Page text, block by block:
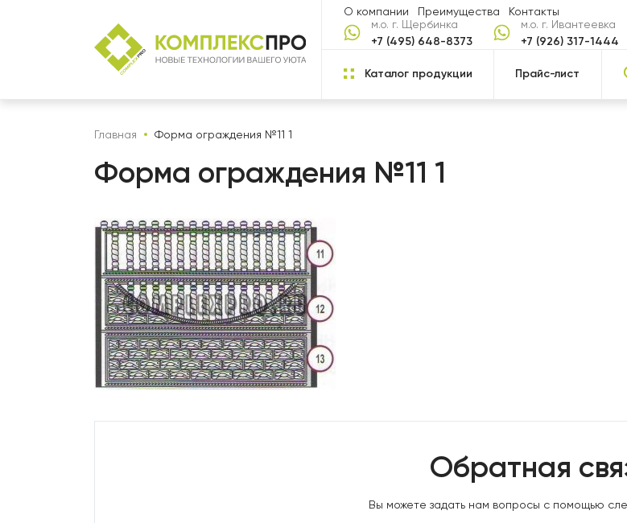
О компании Преимущества
Контакты
м.о. г. Щербинка
+7 (495) 648-8373
м.о. г. Ивантеевка
+7 (926) 317-1444
Каталог продукции Прайс-лист
Главная Форма ограждения №11 1
Форма ограждения №11 1
Обратная
Вы можете задать нам вопросы с помощью